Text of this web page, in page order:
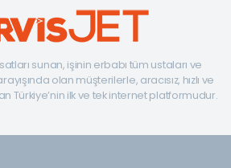
sunan, işinin erbabı tüm ustaları ve
olan müşterilerle, aracısız, hızlı ve
Türkiye’nin ilk ve tek internet platformudur.